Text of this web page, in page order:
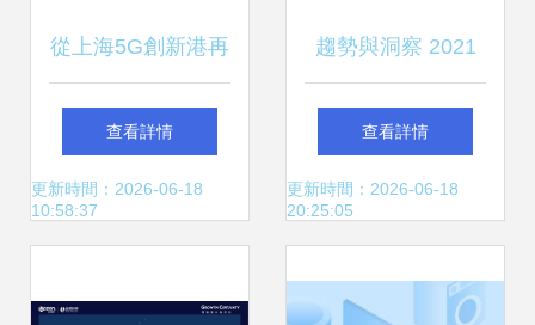
從上海5G創新港再
出發 5G應用規模
商用方案正式啟航
查看詳情
更新時間：2026-06-18
10:58:37
趨勢與洞察 2021
年中國云游戲市場
報告展望
查看詳情
更新時間：2026-06-18
20:25:05